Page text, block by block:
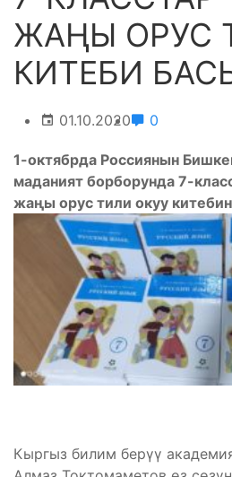
ЖАҢЫ ОРУС
КИТЕБИ
01.10.2020 0
1-октябрда Россиянын
маданият борборунда 7-
жаңы орус тили окуу
Кыргыз билим берүү